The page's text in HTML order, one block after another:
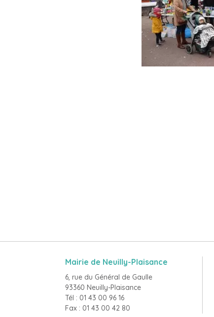
Mairie de Neuilly-Plaisance
6, rue du Général de Gaulle
93360 Neuilly-Plaisance
Tél : 01 43 00 96 16
Fax : 01 43 00 42 80